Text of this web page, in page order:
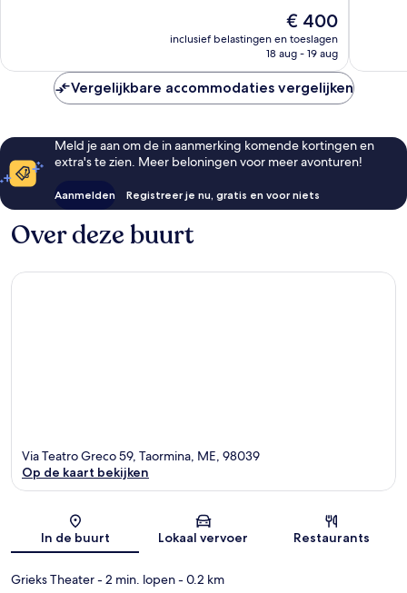
De
prijs
is
€ 400
inclusief belastingen en toeslagen
18 aug - 19 aug
Vergelijkbare accommodaties vergelijken
Meld je aan om de in aanmerking komende kortingen en
extra's te zien. Meer beloningen voor meer avonturen!
Aanmelden Registreer je nu, gratis en voor niets
Over deze buurt
Kaart
Via Teatro Greco 59, Taormina, ME, 98039
Op de kaart bekijken
In de buurt Lokaal vervoer Restaurants
Grieks Theater- 2 min. lopen- 0.2 km